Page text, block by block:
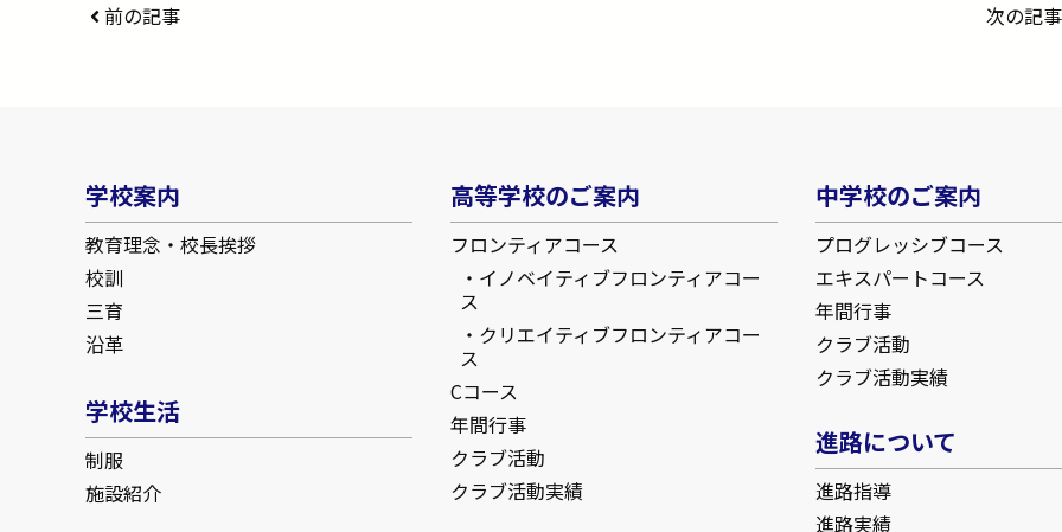
前の記事
次の記
学校案内
教育理念・校長挨拶
校訓
三育
沿革
学校生活
制服
施設紹介
高等学校のご案内
フロンティアコース
イノベイティブフロンティアコー
ス
クリエイティブフロンティアコー
ス
Cコース
年間行事
クラブ活動
クラブ活動実績
中学校のご案内
プログレッシブコース
エキスパートコース
年間行事
クラブ活動
クラブ活動実績
進路について
進路指導
進路実績